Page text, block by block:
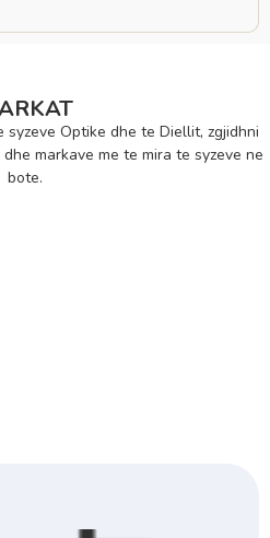
Optike dhe te Diellit, zgjidhni
markave me te mira te syzeve ne
bote.